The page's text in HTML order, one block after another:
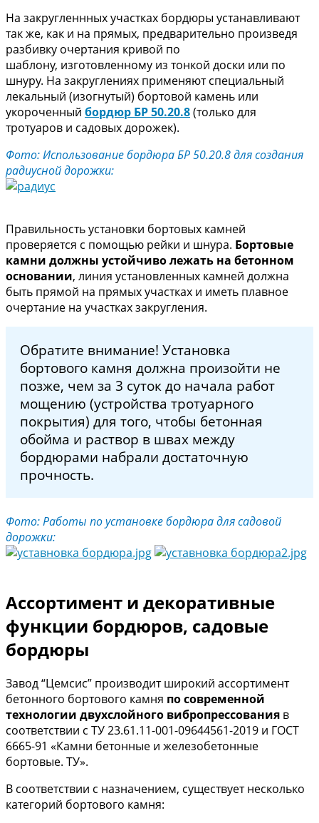
Ha закругленнных участках бордюры устанавливают
так же, как и нa прямых, предварительно произведя
разбивку очертания кривой по
шаблону, изготовленному из тонкой доски или по
шнуру. На закруглениях применяют специальный
лекальный (изогнутый) бортовой камень или
укороченный бордюр БР 50.20.8(только для
тротуаров и садовых дорожек).
Фото: Использование бордюра БР 50.20.8 для создания
радиусной дорожки:
Правильность установки бортовых камней
проверяется с помощью рейки и шнура. Бортовые
камни должны устойчиво лежать нa бетонном
основании, линия установленных камней должна
быть прямой на прямых участках и иметь плавное
очертание на участках закругления.
Обратите внимание! Установка
бортового камня должна произойти не
позже, чем за 3 суток до начала работ
мощению (устройства тротуарного
покрытия) для того‚ чтобы бетонная
обойма и раствор в швах между
бордюрами набрали достаточную
прочность.
Фото: Работы по установке бордюра для садовой
дорожки:
Ассортимент и декоративные
функции бордюров, садовые
бордюры
Завод “Цемсис” производит широкий ассортимент
бетонного бортового камня по современной
технологии двухслойного вибропрессования в
соответствии с ТУ 23.61.11-001-09644561-2019 и ГОСТ
6665-91 «Камни бетонные и железобетонные
бортовые. ТУ».
В соответствии с назначением, существует несколько
категорий бортового камня: